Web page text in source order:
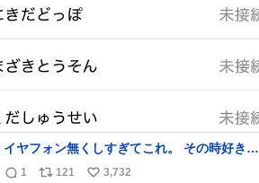
数
イヤフォン無くしすぎてこれ。 その時好きだ
った男のセコムの名前にしてる
1 121
3,732